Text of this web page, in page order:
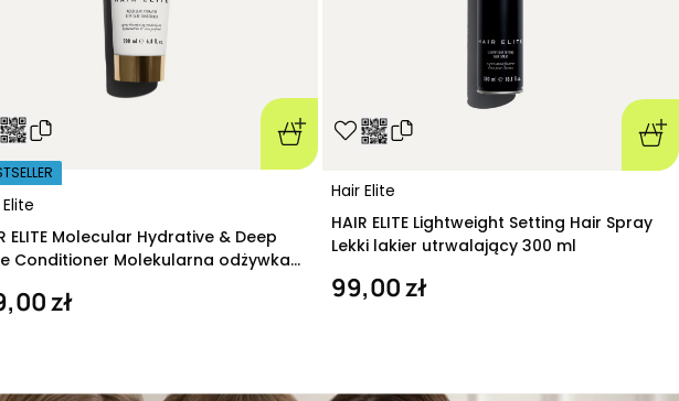
ELITE Molecular Hydrative & Deep
Conditioner Molekularna odżywka
zł
Hair Elite
HAIR ELITE Lightweight Setting Hair Spray
Lekki lakier utrwalający 300 ml
99,00 zł